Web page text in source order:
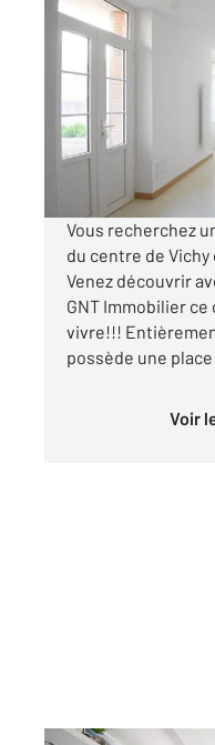
VICHY 03
20,93 m
Ref : 1926
Appartement
82
Visiter le site dédié
Vous recherchez
du centre de
Venez découvrir
GNT Immobilier
vivre!!!
possède une place
Voir